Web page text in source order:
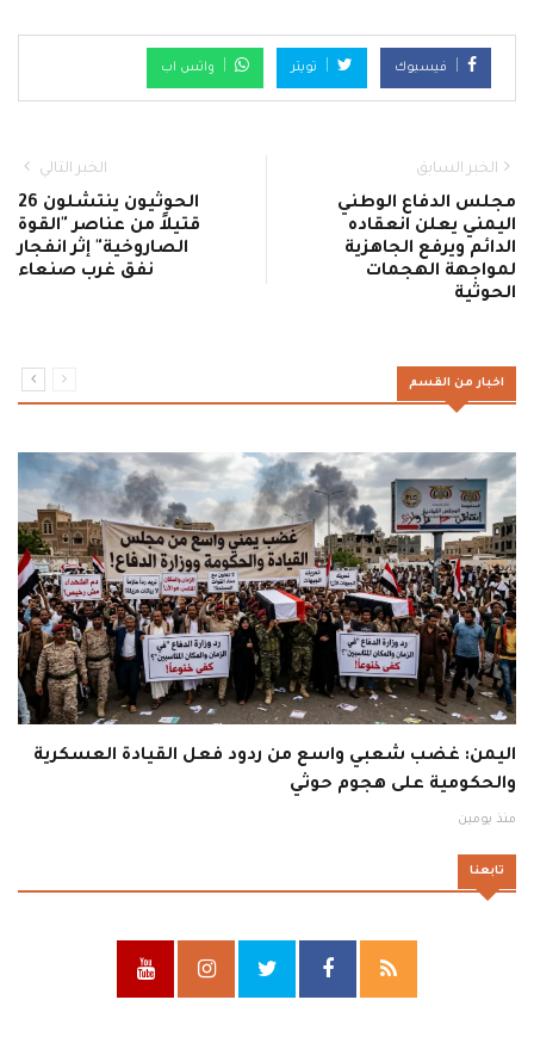
فيسبوك تويتر واتس اب
الخبر السابق
مجلس الدفاع الوطني
اليمني يعلن انعقاده
الدائم ويرفع الجاهزية
لمواجهة الهجمات
الحوثية
الخبر التالي
الحوثيون ينتشلون 26
قتيلاً من عناصر "القوة
الصاروخية" إثر انفجار
نفق غرب صنعاء
اخبار من القسم
اليمن: غضب شعبي واسع من ردود فعل القيادة العسكرية
والحكومية على هجوم حوثي
منذ يومين
تابعنا